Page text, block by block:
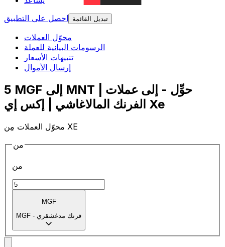
احصل على التطبيق
تبديل القائمة
محوّل العملات
الرسومات البيانية للعملة
تنبيهات الأسعار
إرسال الأموال
5 MGF إلى MNT | حوِّل - إلى عملات
الفرنك المالاغاشي | إكس إي Xe
محوّل العملات مِن XE
من
من
MGF
MGF - فرنك مدغشقري